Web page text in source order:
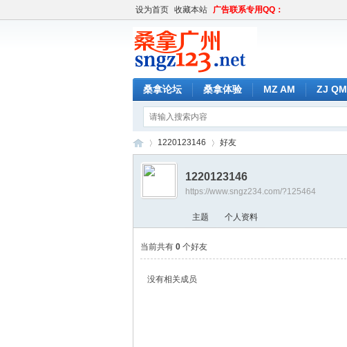
设为首页 收藏本站 广告联系专用QQ：
桑拿论坛 桑拿体验 MZ AM ZJ QM
›
1220123146 好友
1220123146
https://www.sngz234.com/?125464
主题 个人资料
当前共有 0 个好友
没有相关成员